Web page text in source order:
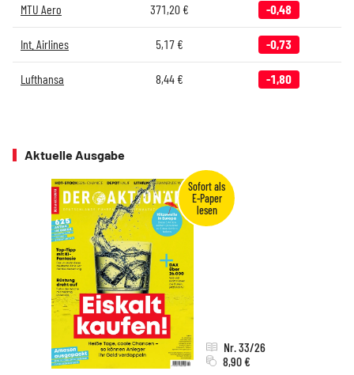
MTU Aero 371,20€ -0,48
Int. Airlines 5,17€ -0,73
Lufthansa 8,44€ -1,80
Aktuelle Ausgabe
Nr. 33/26
8,90 €